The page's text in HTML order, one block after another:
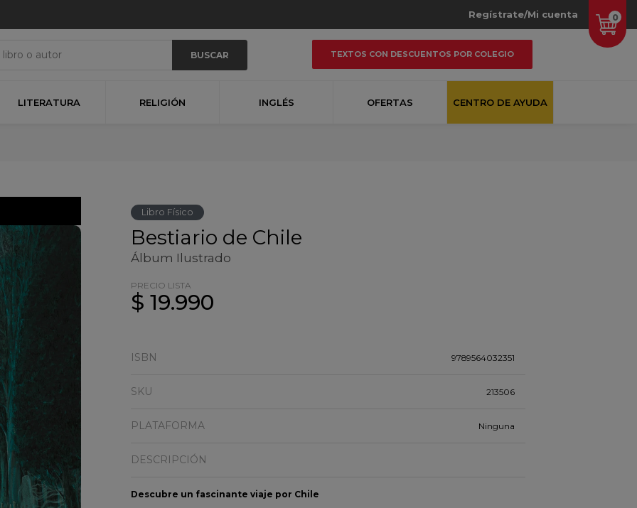
0
Regístrate/Mi cuenta
BUSCAR TEXTOS CON DESCUENTOS POR COLEGIO
LITERATURA RELIGIÓN INGLÉS OFERTAS CENTRO DE AYUDA
Libro Físico
Bestiario de Chile
Álbum Ilustrado
PRECIO LISTA
$ 19.990
ISBN 9789564032351
SKU 213506
PLATAFORMA Ninguna
DESCRIPCIÓN
Descubre un fascinante viaje por Chile